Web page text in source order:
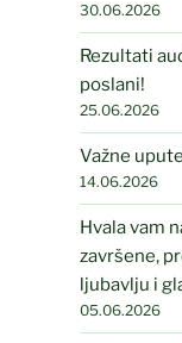
30.06.2026
Rezultati
poslani!
25.06.2026
Važne
14.06.2026
Hvala vam
završene,
ljubavlju i
05.06.2026